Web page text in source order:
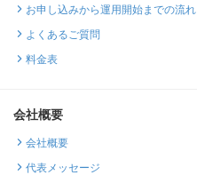
お申し込みから運用開始までの流れ
よくあるご質問
料金表
会社概要
会社概要
代表メッセージ